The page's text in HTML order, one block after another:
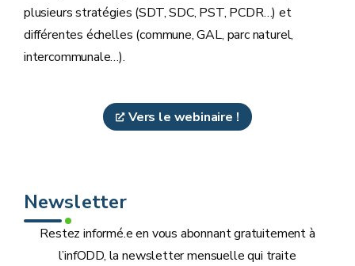
plusieurs stratégies (SDT, SDC, PST, PCDR…) et
différentes échelles (commune, GAL, parc naturel,
intercommunale…).
Vers le webinaire !
Newsletter
Restez informé.e en vous abonnant gratuitement à
l’infODD, la newsletter mensuelle qui traite